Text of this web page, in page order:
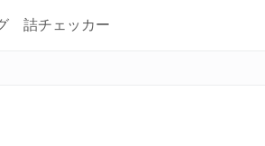
詰チェッカー